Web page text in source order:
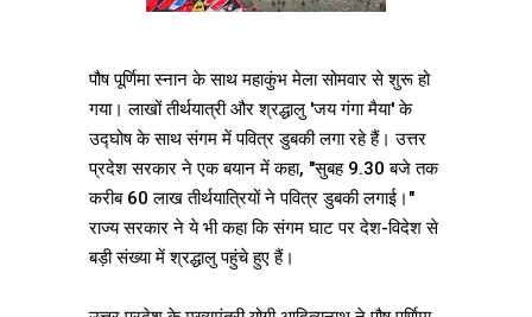
पौष पूर्णिमा स्नान के साथ महाकुंभ मेला सोमवार से शुरू हो
गया। लाखों तीर्थयात्री और श्रद्धालु 'जय गंगा मैया' के
उद्घोष के साथ संगम में पवित्र डुबकी लगा रहे हैं। उत्तर
प्रदेश सरकार ने एक बयान में कहा, "सुबह 9.30 बजे तक
करीब 60 लाख तीर्थयात्रियों ने पवित्र डुबकी लगाई।"
राज्य सरकार ने ये भी कहा कि संगम घाट पर देश-विदेश से
बड़ी संख्या में श्रद्धालु पहुंचे हुए हैं।